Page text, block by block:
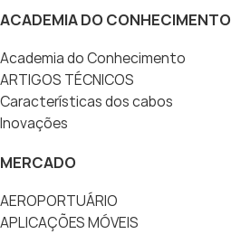
ACADEMIA DO CONHECIMENTO
Academia do Conhecimento
ARTIGOS TÉCNICOS
Características dos cabos
Inovações
MERCADO
AEROPORTUÁRIO
APLICAÇÕES MÓVEIS